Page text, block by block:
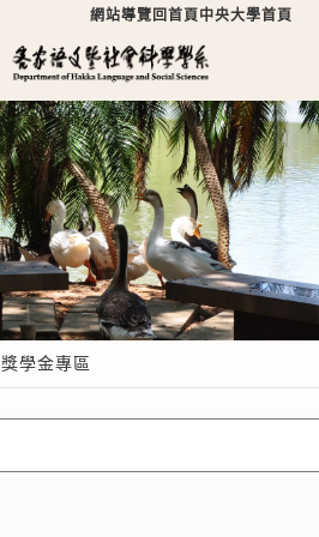
網站導覽 回首頁中央大學首頁
獎學金專區